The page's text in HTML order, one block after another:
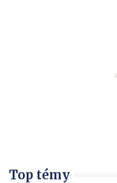
Top témy